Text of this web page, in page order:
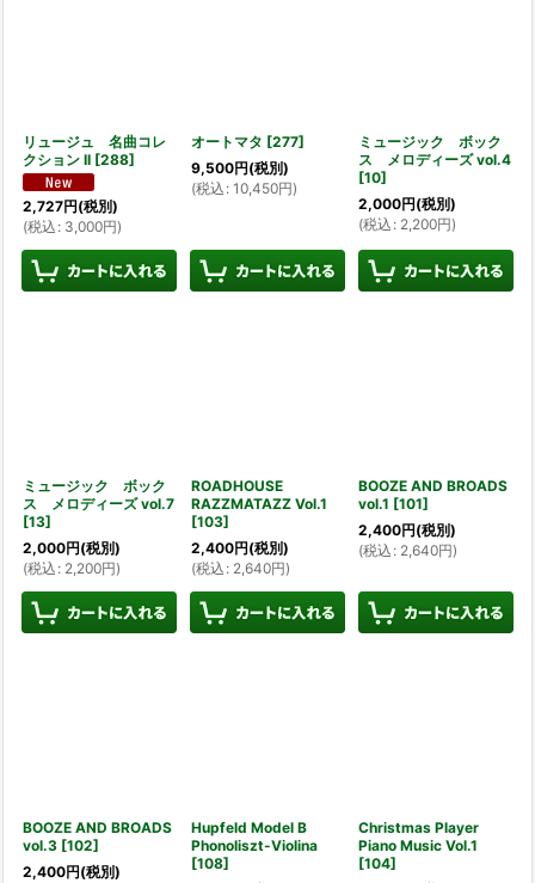
リュージュ 名曲コレ
クション II [288]
2,727円(税別)
(税込 : 3,000円)
オートマタ [277]
9,500円(税別)
(税込 : 10,450円)
ミュージック ボック
ス メロディーズ vol.4
[10]
2,000円(税別)
(税込 : 2,200円)
ミュージック ボック
ス メロディーズ vol.7
[13]
2,000円(税別)
(税込 : 2,200円)
ROADHOUSE
RAZZMATAZZ Vol.1
[103]
2,400円(税別)
(税込 : 2,640円)
BOOZE AND BROADS
vol.1 [101]
2,400円(税別)
(税込 : 2,640円)
BOOZE AND BROADS
vol.3 [102]
2,400円(税別)
Hupfeld Model B
Phonoliszt-Violina
[108]
Christmas Player
Piano Music Vol.1
[104]